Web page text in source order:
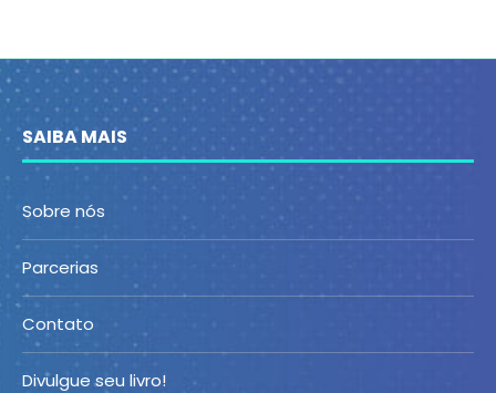
SAIBA MAIS
Sobre nós
Parcerias
Contato
Divulgue seu livro!